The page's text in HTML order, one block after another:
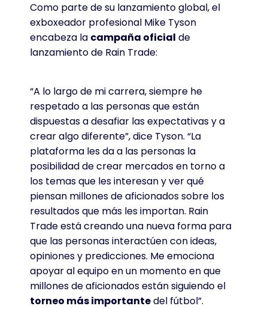
Como parte de su lanzamiento global, el
exboxeador profesional Mike Tyson
encabeza la campaña oficial de
lanzamiento de Rain Trade:
“A lo largo de mi carrera, siempre he
respetado a las personas que están
dispuestas a desafiar las expectativas y a
crear algo diferente”, dice Tyson. “La
plataforma les da a las personas la
posibilidad de crear mercados en torno a
los temas que les interesan y ver qué
piensan millones de aficionados sobre los
resultados que más les importan. Rain
Trade está creando una nueva forma para
que las personas interactúen con ideas,
opiniones y predicciones. Me emociona
apoyar al equipo en un momento en que
millones de aficionados están siguiendo el
torneo más importantedel fútbol”.